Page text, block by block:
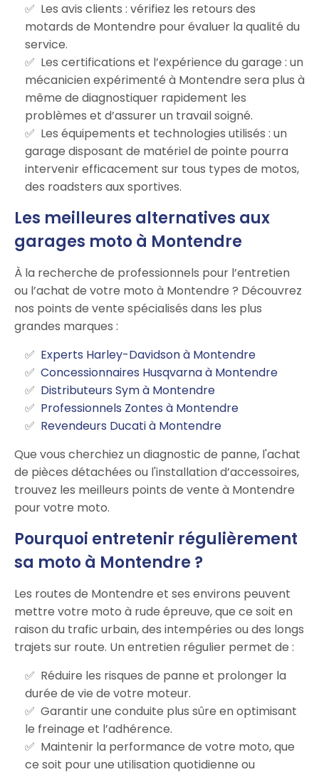
Les avis clients : vérifiez les retours des
motards de Montendre pour évaluer la qualité du
service.
Les certifications et l’expérience du garage : un
mécanicien expérimenté à Montendre sera plus à
même de diagnostiquer rapidement les
problèmes et d’assurer un travail soigné.
Les équipements et technologies utilisés : un
garage disposant de matériel de pointe pourra
intervenir efficacement sur tous types de motos,
des roadsters aux sportives.
Les meilleures alternatives aux
garages moto à Montendre
À la recherche de professionnels pour l’entretien
ou l’achat de votre moto à Montendre ? Découvrez
nos points de vente spécialisés dans les plus
grandes marques :
Experts Harley-Davidson à Montendre
Concessionnaires Husqvarna à Montendre
Distributeurs Sym à Montendre
Professionnels Zontes à Montendre
Revendeurs Ducati à Montendre
Que vous cherchiez un diagnostic de panne, l'achat
de pièces détachées ou l'installation d’accessoires,
trouvez les meilleurs points de vente à Montendre
pour votre moto.
Pourquoi entretenir régulièrement
sa moto à Montendre ?
Les routes de Montendre et ses environs peuvent
mettre votre moto à rude épreuve, que ce soit en
raison du trafic urbain, des intempéries ou des longs
trajets sur route. Un entretien régulier permet de :
Réduire les risques de panne et prolonger la
durée de vie de votre moteur.
Garantir une conduite plus sûre en optimisant
le freinage et l’adhérence.
Maintenir la performance de votre moto, que
ce soit pour une utilisation quotidienne ou